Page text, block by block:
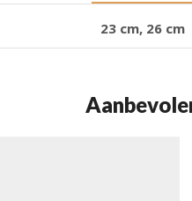
23 cm, 26 cm